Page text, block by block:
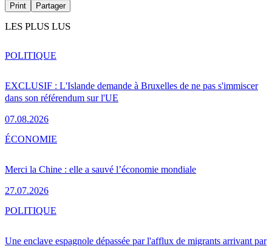
Print Partager
LES PLUS LUS
EXCLUSIF : L'Islande demande à Bruxelles de ne pas s'immiscer
dans son référendum sur l'UE
07.08.2026
POLITIQUE
Merci la Chine : elle a sauvé l’économie mondiale
27.07.2026
ÉCONOMIE
Une enclave espagnole dépassée par l'afflux de migrants arrivant par
POLITIQUE